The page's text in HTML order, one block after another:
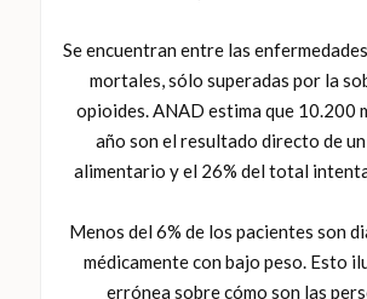
Se encuentran entre las
mortales, sólo superadas por la
opioides. ANAD estima que 10.200
año son el resultado directo de
alimentario y el 26% del total
Menos del 6% de los pacientes son
médicamente con bajo peso. Esto
errónea sobre cómo son las